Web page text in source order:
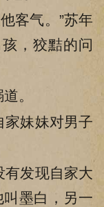
客气。”苏年
，狡黠的问
。
妹妹对男子
发现自家大
墨白，另一